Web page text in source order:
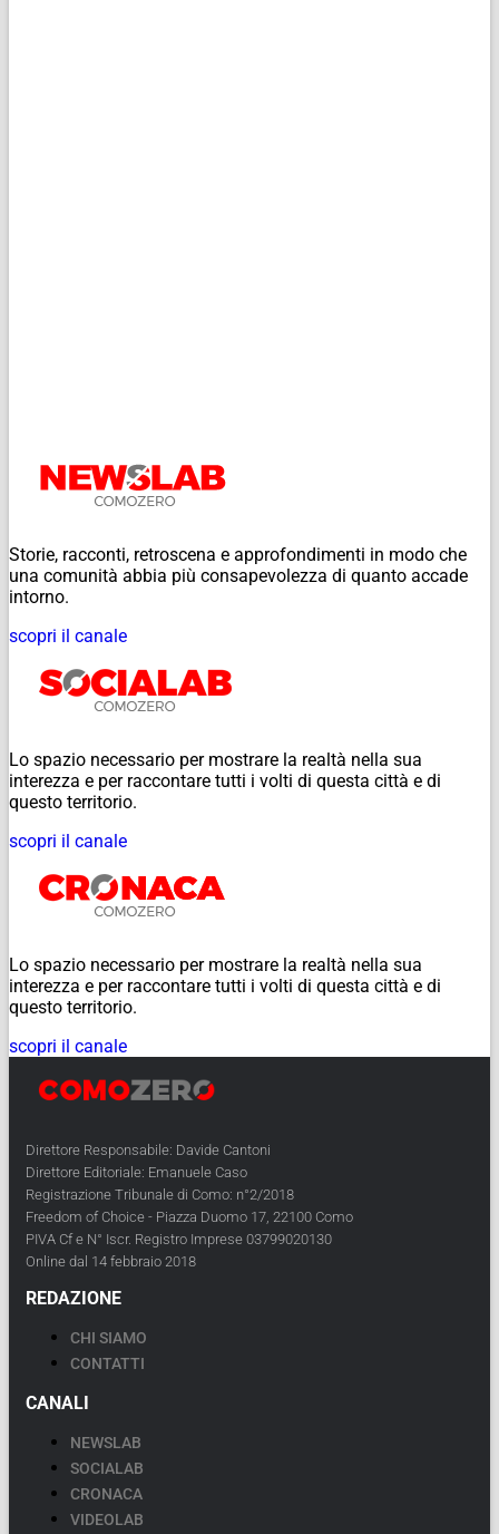
Storie, racconti, retroscena e approfondimenti in modo che
una comunità abbia più consapevolezza di quanto accade
intorno.
scopri il canale
Lo spazio necessario per mostrare la realtà nella sua
interezza e per raccontare tutti i volti di questa città e di
questo territorio.
scopri il canale
Lo spazio necessario per mostrare la realtà nella sua
interezza e per raccontare tutti i volti di questa città e di
questo territorio.
scopri il canale
Direttore Responsabile: Davide Cantoni
Direttore Editoriale: Emanuele Caso
Registrazione Tribunale di Como: n°2/2018
Freedom of Choice - Piazza Duomo 17, 22100 Como
PIVA Cf e N° Iscr. Registro Imprese 03799020130
Online dal 14 febbraio 2018
REDAZIONE
CHI SIAMO
CONTATTI
CANALI
NEWSLAB
SOCIALAB
CRONACA
VIDEOLAB